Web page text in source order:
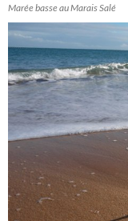
Marée basse au Marais Salé